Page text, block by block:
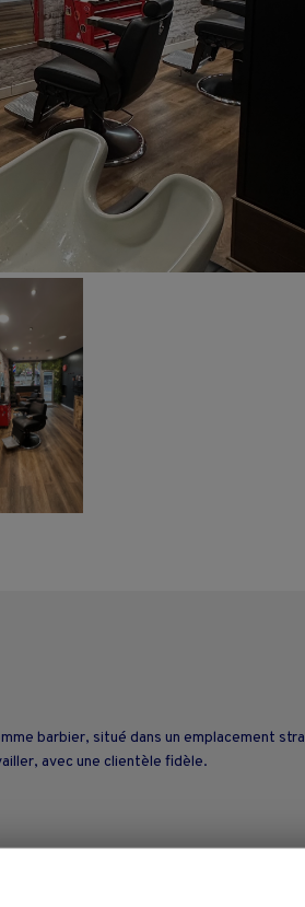
barbier, situé dans un emplacement
avec une clientèle fidèle.